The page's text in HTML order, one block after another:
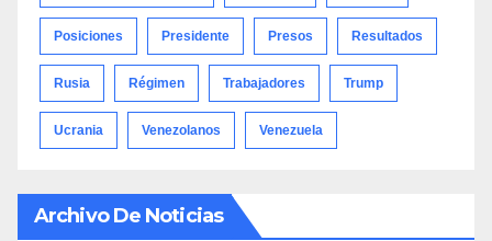
Posiciones Presidente Presos Resultados
Rusia Régimen Trabajadores Trump
Ucrania Venezolanos Venezuela
Archivo De Noticias